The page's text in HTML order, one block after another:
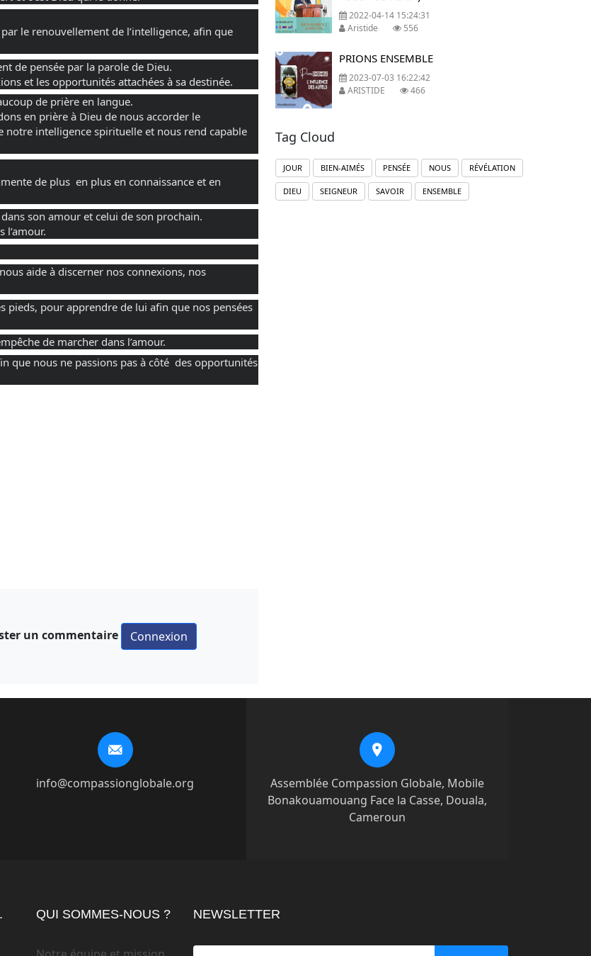
le renouvellement de l’intelligence, afin que
de pensée par la parole de Dieu.
et les opportunités attachées à sa destinée.
de prière en langue.
en prière à Dieu de nous accorder le
notre intelligence spirituelle et nous rend capable
de plus  en plus en connaissance et en
son amour et celui de son prochain.
l’amour.
aide à discerner nos connexions, nos
pieds, pour apprendre de lui afin que nos pensées
de marcher dans l’amour.
que nous ne passions pas à côté  des opportunités
un commentaire
2022-04-14 15:24:31
Aristide
556
PRIONS ENSEMBLE
2023-07-03 16:22:42
ARISTIDE
466
Tag Cloud
JOUR BIEN-AIMÉS PENSÉE NOUS RÉVÉLATION
DIEU SEIGNEUR SAVOIR ENSEMBLE
info@compassionglobale.org
Assemblée Compassion Globale, Mobile
Bonakouamouang Face la Casse, Douala,
Cameroun
QUI SOMMES-NOUS ? NEWSLETTER